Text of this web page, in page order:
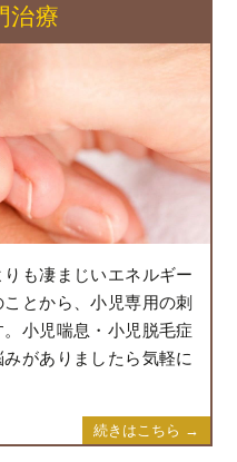
治療
も凄まじいエネルギー
とから、小児専用の刺
小児喘息・小児脱毛症
がありましたら気軽に
続きはこちら →